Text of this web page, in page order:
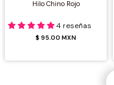
Hilo Chino Rojo
4 reseñas
$ 95.00 MXN